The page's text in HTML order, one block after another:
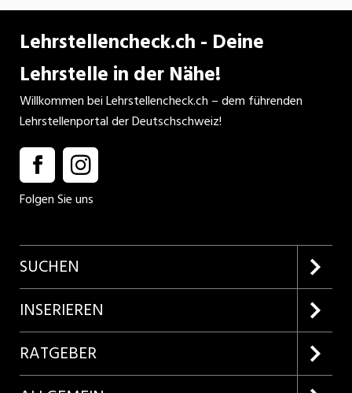
Lehrstellencheck.ch - Deine
Lehrstelle in der Nähe!
Willkommen bei Lehrstellencheck.ch – dem führenden
Lehrstellenportal der Deutschschweiz!
Folgen Sie uns
SUCHEN
Firmenprofile entdecken
Lehrstellen suchen
INSERIEREN
Kundenlogin
Inserieren
RATGEBER